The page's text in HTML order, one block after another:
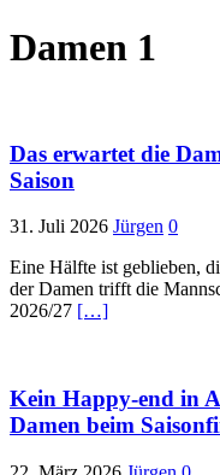
Damen 1
Das erwartet die
Saison
31. Juli 2026 Jürgen 0
Eine Hälfte ist geblieben,
der Damen trifft die
2026/27 […]
Kein Happy-end in
Damen beim